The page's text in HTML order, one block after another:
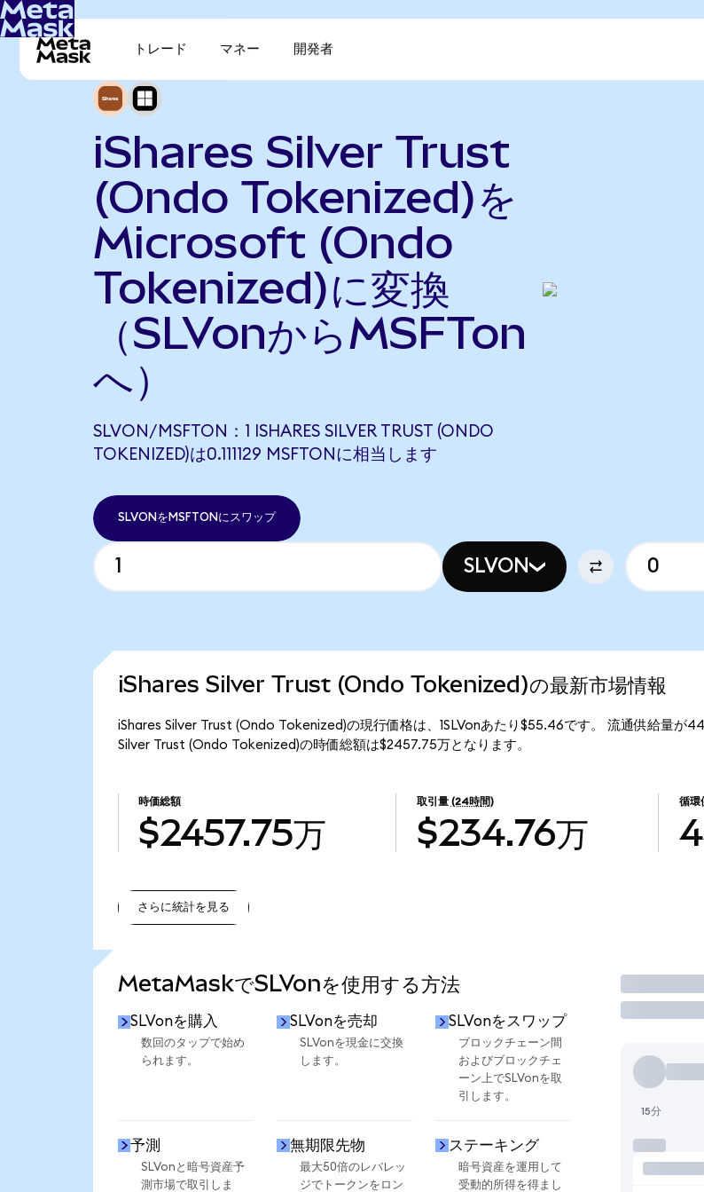
トレード マネー 開発者
iShares Silver Trust
(Ondo Tokenized)を
Microsoft (Ondo
Tokenized)に変換
（SLVonからMSFTon
へ）
SLVON/MSFTON：1 ISHARES SILVER TRUST (ONDO
TOKENIZED)は0.111129 MSFTONに相当します
SLVONをMSFTONにスワップ
SLVON
iShares Silver Trust (Ondo Tokenized)の最新市場情報
iShares Silver Trust (Ondo Tokenized)の現行価格は、1SLVonあたり$55.46です。 流通供給量が
Silver Trust (Ondo Tokenized)の時価総額は$2457.75万となります。
時価総額
$2457.75万
取引量 (24時間)
$234.76万
循環
さらに統計を見る
MetaMaskでSLVonを使用する方法
SLVonを購入
数回のタップで始め
られます。
SLVonを売却
SLVonを現金に交換
します。
SLVonをスワップ
ブロックチェーン間
およびブロックチェ
ーン上でSLVonを取
引します。
予測
SLVonと暗号資産予
測市場で取引しま
無期限先物
最大50倍のレバレッ
ジでトークンをロン
ステーキング
暗号資産を運用して
受動的所得を得まし
取引
15分